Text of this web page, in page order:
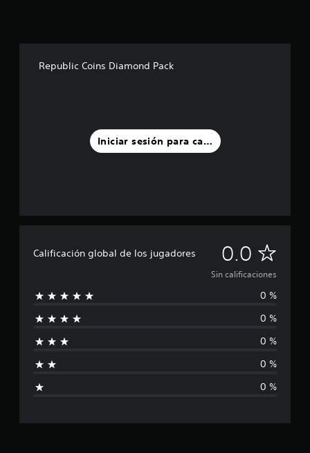
Republic Coins Diamond Pack
Iniciar sesión para calificar
Calificación global de los jugadores 0.0 S
i
n
c
a
f
Sin calificaciones
0 %
0 %
0 %
0 %
0 %